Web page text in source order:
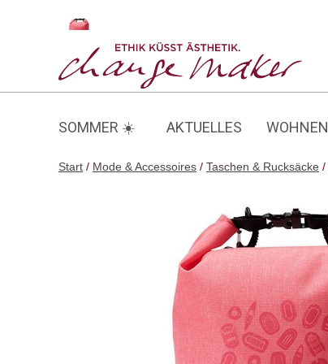
SOMMER ☀️ AKTUELLES WOHNEN
Start / Mode & Accessoires / Taschen & Rucksäcke /